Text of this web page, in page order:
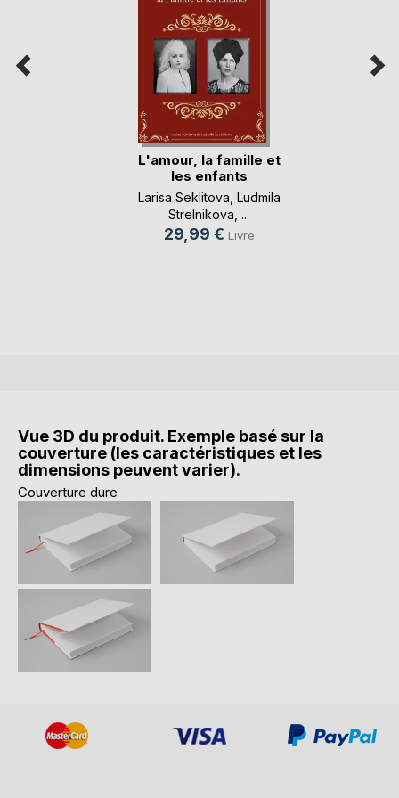
L'amour, la famille et
les enfants
Larisa Seklitova Ludmila
Strelnikova , ...
29,99 € Livre
Vue 3D du produit. Exemple basé sur la
couverture (les caractéristiques et les
dimensions peuvent varier).
Couverture dure